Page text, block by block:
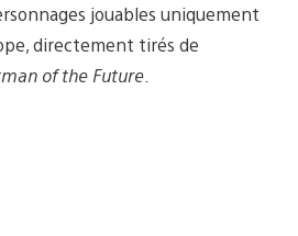
jouables uniquement
directement tirés de
of the Future